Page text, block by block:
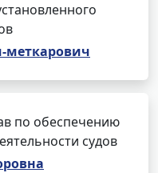
меткарович
по обеспечению
судов